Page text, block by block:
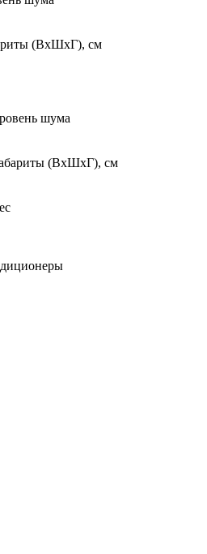
(ВхШхГ), см
шума
(ВхШхГ), см